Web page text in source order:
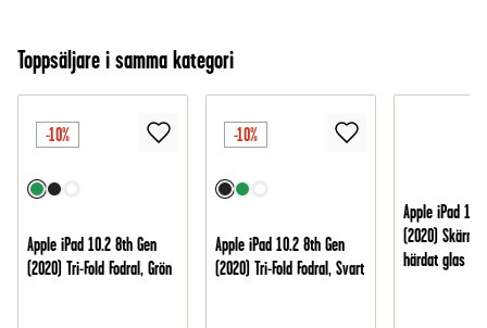
Toppsäljare i samma kategori
-10%
Apple iPad 10.2 8th Gen
(2020) Tri-Fold Fodral, Grön
-10%
Apple iPad 10.2 8th Gen
(2020) Tri-Fold Fodral, Svart
Apple iPad
(2020)
härdat glas